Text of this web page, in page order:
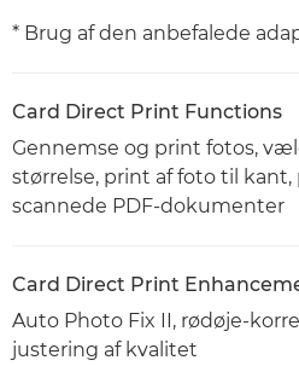
* Brug af den anbefalede
Card Direct Print Functions
Gennemse og print fotos,
størrelse, print af foto til
scannede PDF-dokumenter
Card Direct Print
Auto Photo Fix II, rødøje-
justering af kvalitet